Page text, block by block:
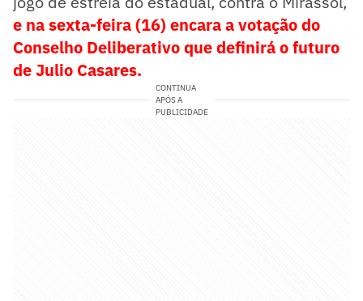
e na sexta-feira (16) encara a votação do
Conselho Deliberativo que definirá o futuro
de Julio Casares.
CONTINUA
APÓS A
PUBLICIDADE